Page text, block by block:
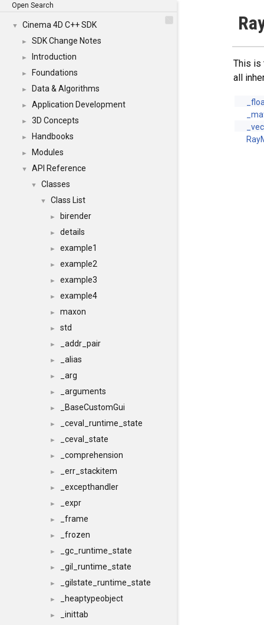
Open Search
▼ Cinema 4D C++ SDK
► SDK Change Notes
► Introduction
► Foundations
► Data & Algorithms
► Application Development
► 3D Concepts
► Handbooks
► Modules
▼ API Reference
▼ Classes
▼ Class List
► birender
► details
► example1
► example2
► example3
► example4
► maxon
► std
► _addr_pair
► _alias
► _arg
► _arguments
► _BaseCustomGui
► _ceval_runtime_state
► _ceval_state
► _comprehension
► _err_stackitem
► _excepthandler
► _expr
► _frame
► _frozen
► _gc_runtime_state
► _gil_runtime_state
► _gilstate_runtime_state
► _heaptypeobject
► _inittab
This
all